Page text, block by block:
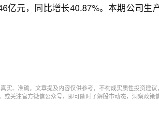
亿元，同比增长40.87%。本期公司生
实、准确，文章提及内容仅供参考，不构成实质性投资建
或关注官方微信公众号，即可随时了解股市动态，洞察政策